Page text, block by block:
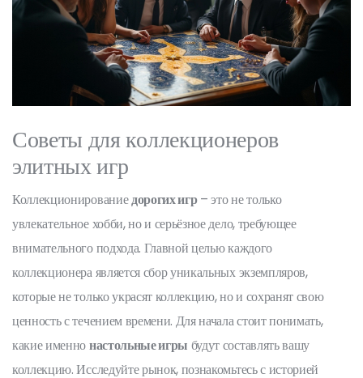
Советы для коллекционеров
элитных игр
Коллекционированиедорогих игр– это не только
увлекательное хобби, но и серьёзное дело, требующее
внимательного подхода. Главной целью каждого
коллекционера является сбор уникальных экземпляров,
которые не только украсят коллекцию, но и сохранят свою
ценность с течением времени. Для начала стоит понимать,
какие именнонастольные игры будут составлять вашу
коллекцию. Исследуйте рынок, познакомьтесь с историей